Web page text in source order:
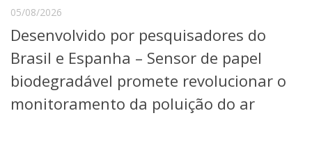
Núcleos e Comissões
Telefones e Mapas
Pessoas
Graduação
Pós-Graduação
05/08/2026
Desenvolvido por pesquisadores do
Brasil e Espanha – Sensor de papel
biodegradável promete revolucionar o
monitoramento da poluição do ar